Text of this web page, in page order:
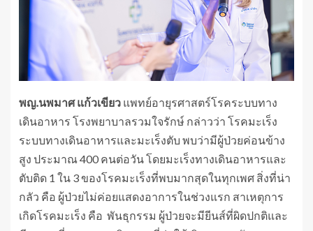
พญ.นพมาศ แก้วเขียว แพทย์อายุรศาสตร์โรคระบบทาง
เดินอาหาร โรงพยาบาลรวมใจรักษ์ กล่าวว่า โรคมะเร็ง
ระบบทางเดินอาหารและมะเร็งตับ พบว่ามีผู้ป่วยค่อนข้าง
สูง ประมาณ 400 คนต่อวัน โดยมะเร็งทางเดินอาหารและ
ตับติด 1 ใน 3 ของโรคมะเร็งที่พบมากสุดในทุกเพศ สิ่งที่น่า
กลัว คือ ผู้ป่วยไม่ค่อยแสดงอาการในช่วงแรก สาเหตุการ
เกิดโรคมะเร็ง คือ พันธุกรรม ผู้ป่วยจะมียีนส์ที่ผิดปกติและ